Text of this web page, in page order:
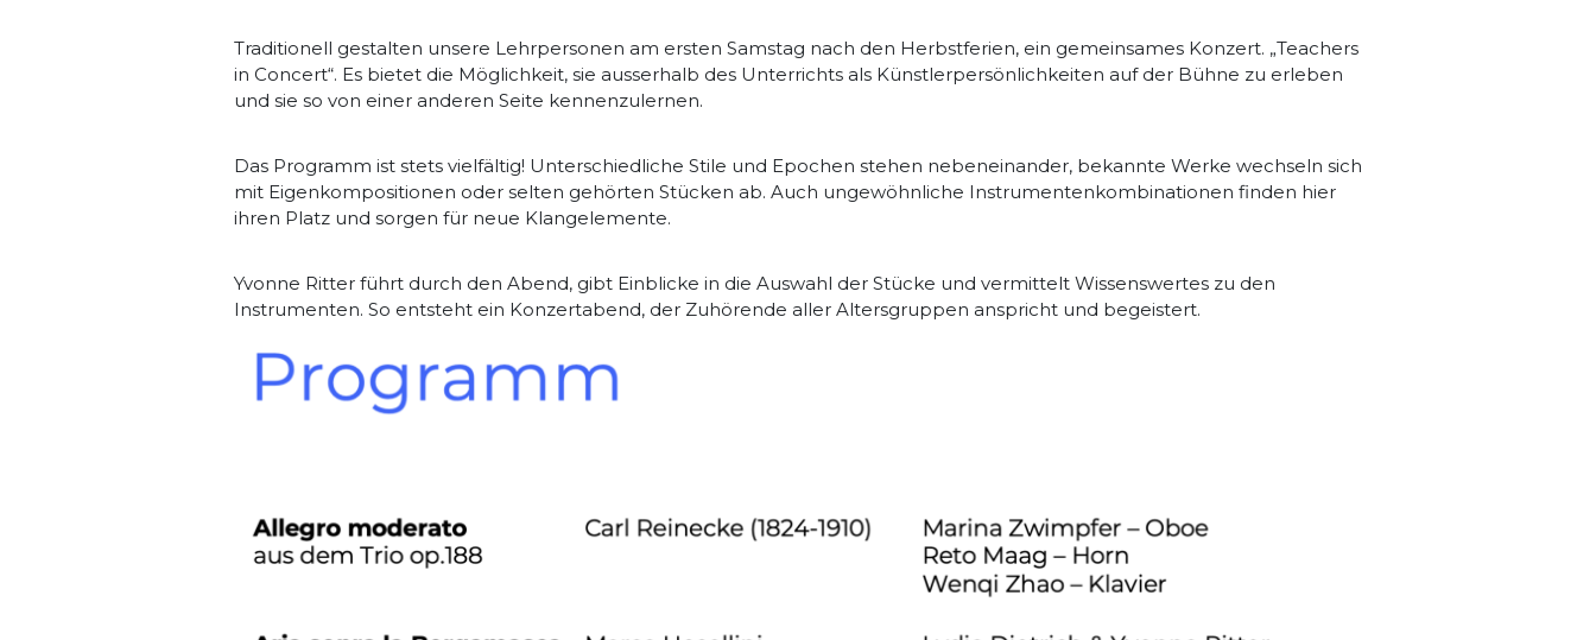
Traditionell gestalten unsere Lehrpersonen am ersten Samstag nach den Herbstferien, ein gemeinsames Konzert. „Teachers
in Concert“. Es bietet die Möglichkeit, sie ausserhalb des Unterrichts als Künstlerpersönlichkeiten auf der Bühne zu erleben
und sie so von einer anderen Seite kennenzulernen.
Das Programm ist stets vielfältig! Unterschiedliche Stile und Epochen stehen nebeneinander, bekannte Werke wechseln sich
mit Eigenkompositionen oder selten gehörten Stücken ab. Auch ungewöhnliche Instrumentenkombinationen finden hier
ihren Platz und sorgen für neue Klangelemente.
Yvonne Ritter führt durch den Abend, gibt Einblicke in die Auswahl der Stücke und vermittelt Wissenswertes zu den
Instrumenten. So entsteht ein Konzertabend, der Zuhörende aller Altersgruppen anspricht und begeistert.